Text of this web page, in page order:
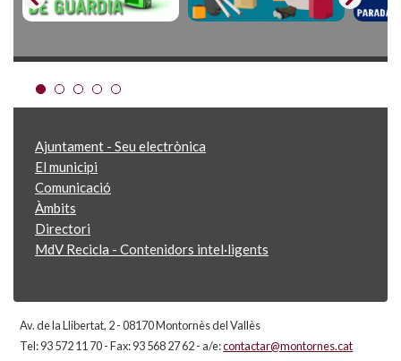
Ajuntament - Seu electrònica
El municipi
Comunicació
Àmbits
Directori
MdV Recicla - Contenidors intel·ligents
Av. de la Llibertat, 2 - 08170 Montornès del Vallès
Tel: 93 572 11 70 - Fax: 93 568 27 62 - a/e:contactar@montornes.cat